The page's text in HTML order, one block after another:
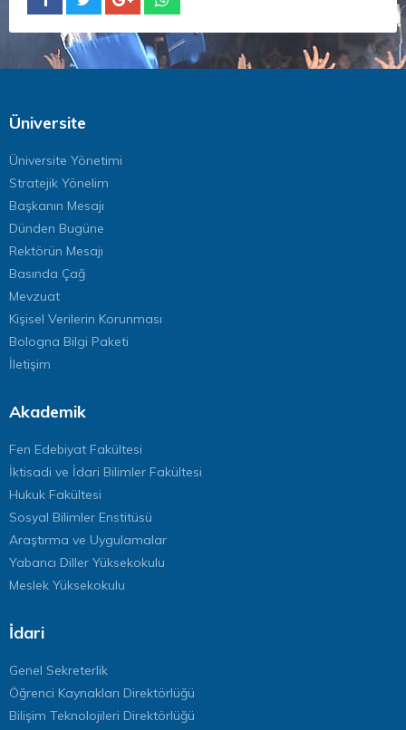
Üniversite
Üniversite Yönetimi
Stratejik Yönelim
Başkanın Mesajı
Dünden Bugüne
Rektörün Mesajı
Basında Çağ
Mevzuat
Kişisel Verilerin Korunması
Bologna Bilgi Paketi
İletişim
Akademik
Fen Edebiyat Fakültesi
İktisadi ve İdari Bilimler Fakültesi
Hukuk Fakültesi
Sosyal Bilimler Enstitüsü
Araştırma ve Uygulamalar
Yabancı Diller Yüksekokulu
Meslek Yüksekokulu
İdari
Genel Sekreterlik
Öğrenci Kaynakları Direktörlüğü
Bilişim Teknolojileri Direktörlüğü